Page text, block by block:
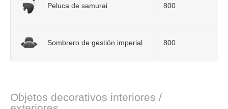
Peluca de samurai 800
Sombrero de gestión imperial 800
Objetos decorativos interiores /